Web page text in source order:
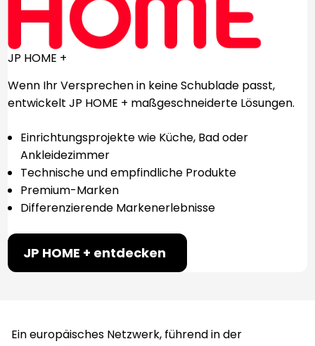
JP HOME +
Wenn Ihr Versprechen in keine Schublade passt,
entwickelt JP HOME + maßgeschneiderte Lösungen.
Einrichtungsprojekte wie Küche, Bad oder
Ankleidezimmer
Technische und empfindliche Produkte
Premium-Marken
Differenzierende Markenerlebnisse
JP HOME + entdecken
Ein europäisches Netzwerk, führend in der